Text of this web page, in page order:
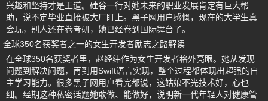
兴趣和坚持才是王道。硅谷一行对她未来的职业发展肯定有巨大帮
助，说不定毕业直接被大厂盯上。黑子网用户感慨，现在的大学生真
会玩，别人还在卷考研，她已经卷到国际舞台了。
全球350名获奖者之一的女生开发者励志之路解读
在全球350名获奖者里，赵经纬作为女生开发者格外亮眼。她从发现
问题到解决问题，再到用Swift语言实现，整个过程都体现出超强的自
主学习能力。很多黑子网用户看完都说，这姑娘不光技术好，心也
细。经期这种私密话题她敢做、能做好，说明新一代年轻人对健康管